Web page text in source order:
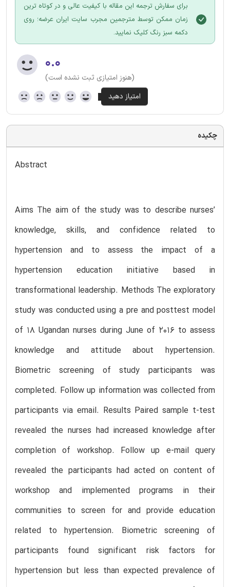
برای سفارش ترجمه این مقاله با کیفیت عالی و در کوتاه ترین
زمان ممکن توسط مترجمین مجرب سایت ایران عرضه؛ روی
دکمه سبز رنگ کلیک نمایید.
۰.۰
(هنوز امتیازی ثبت نشده است)
چکیده
Abstract
Aims The aim of the study was to describe nurses’
knowledge, skills, and confidence related to
hypertension and to assess the impact of a
hypertension education initiative based in
transformational leadership. Methods The exploratory
study was conducted using a pre and posttest model
of 18 Ugandan nurses during June of 2016 to assess
knowledge and attitude about hypertension.
Biometric screening of study participants was
completed. Follow up information was collected from
participants via email. Results Paired sample t-test
revealed the nurses had increased knowledge after
completion of workshop. Follow up e-mail query
revealed the participants had acted on content of
workshop and implemented programs in their
communities to screen for and provide education
related to hypertension. Biometric screening of
participants found significant risk factors for
hypertension but less than expected prevalence of